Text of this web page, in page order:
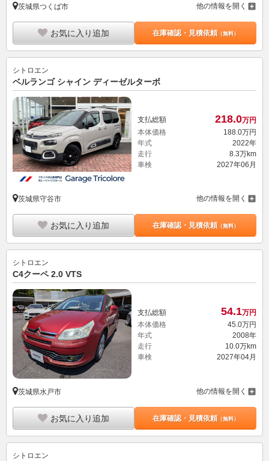
茨城県つくば市 他の情報を開く
お気に入り追加 在庫確認・見積依頼（無料）
シトロエン
ベルランゴ シャイン ディーゼルターボ
支払総額 218.0万円
本体価格
188. 0万円
年式
2022年
走行
8.3万km
車検
2027年06月
茨城県守谷市 他の情報を開く
お気に入り追加 在庫確認・見積依頼（無料）
シトロエン
C4クーペ 2.0 VTS
支払総額 54.1万円
本体価格
45.0万円
年式
2008年
走行
10.0万km
車検
2027年04月
茨城県水戸市 他の情報を開く
お気に入り追加 在庫確認・見積依頼（無料）
シトロエン